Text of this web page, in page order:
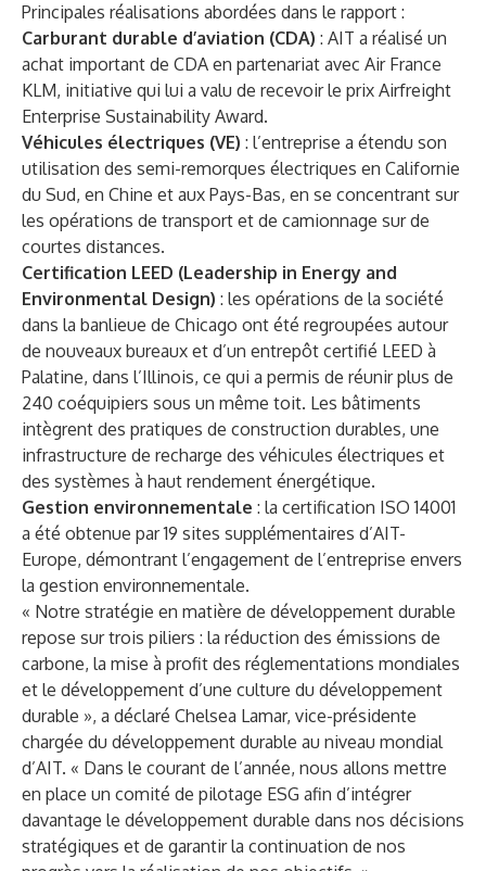
Principales réalisations abordées dans le rapport :
Carburant durable d’aviation (CDA) : AIT a réalisé un
achat important de CDA en partenariat avec Air France
KLM, initiative qui lui a valu de recevoir le prix Airfreight
Enterprise Sustainability Award.
Véhicules électriques (VE) : l’entreprise a étendu son
utilisation des semi-remorques électriques en Californie
du Sud, en Chine et aux Pays-Bas, en se concentrant sur
les opérations de transport et de camionnage sur de
courtes distances.
Certification LEED (Leadership in Energy and
Environmental Design) : les opérations de la société
dans la banlieue de Chicago ont été regroupées autour
de nouveaux bureaux et d’un entrepôt certifié LEED à
Palatine, dans l’Illinois, ce qui a permis de réunir plus de
240 coéquipiers sous un même toit. Les bâtiments
intègrent des pratiques de construction durables, une
infrastructure de recharge des véhicules électriques et
des systèmes à haut rendement énergétique.
Gestion environnementale : la certification ISO 14001
a été obtenue par 19 sites supplémentaires d’AIT-
Europe, démontrant l’engagement de l’entreprise envers
la gestion environnementale.
« Notre stratégie en matière de développement durable
repose sur trois piliers : la réduction des émissions de
carbone, la mise à profit des réglementations mondiales
et le développement d’une culture du développement
durable », a déclaré Chelsea Lamar, vice-présidente
chargée du développement durable au niveau mondial
d’AIT. « Dans le courant de l’année, nous allons mettre
en place un comité de pilotage ESG afin d’intégrer
davantage le développement durable dans nos décisions
stratégiques et de garantir la continuation de nos